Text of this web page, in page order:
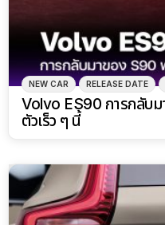
NEW CAR RELEASE DATE
Volvo ES90 การกลับม
ตัวเร็ว ๆ นี้